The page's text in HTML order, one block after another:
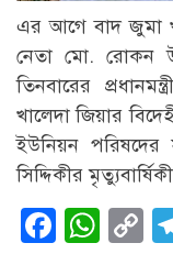
এর আগে বাদ জুমা
নেতা মো. রোকন
তিনবারের
খালেদা জিয়ার
ইউনিয়ন পরিষদের
সিদ্দিকীর